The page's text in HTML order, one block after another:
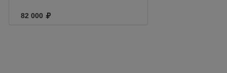
82 000